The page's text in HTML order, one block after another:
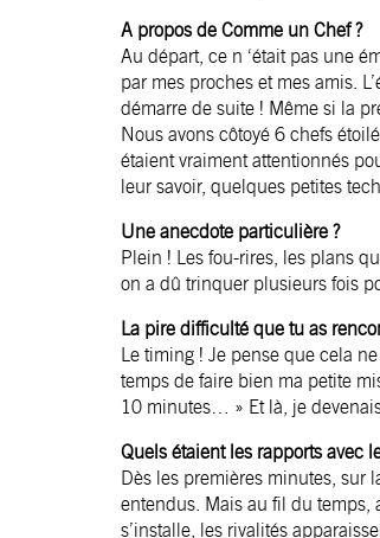
A propos de Comme un Chef ?
Au départ, ce n ‘était pas une
par mes proches et mes amis.
démarre de suite ! Même si la
Nous avons côtoyé 6 chefs
étaient vraiment attentionnés
leur savoir, quelques petites
Une anecdote particulière ?
Plein ! Les fou-rires, les plans
on a dû trinquer plusieurs fois
La pire difficulté que tu as
Le timing ! Je pense que cela
temps de faire bien ma petite
10 minutes… » Et là, je
Quels étaient les rapports avec
Dès les premières minutes, sur
entendus. Mais au fil du temps,
s’installe, les rivalités